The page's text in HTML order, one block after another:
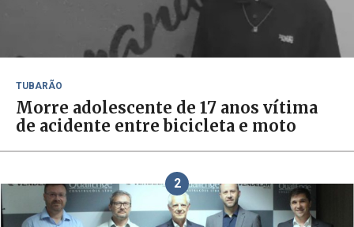
TUBARÃO
Morre adolescente de 17 anos vítima
de acidente entre bicicleta e moto
2